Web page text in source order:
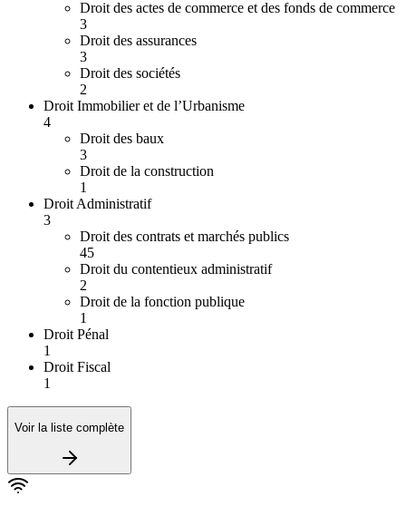
Droit des actes de commerce et des fonds de commerce
3
Droit des assurances
3
Droit des sociétés
2
Droit Immobilier et de l’Urbanisme
4
Droit des baux
3
Droit de la construction
1
Droit Administratif
3
Droit des contrats et marchés publics
45
Droit du contentieux administratif
2
Droit de la fonction publique
1
Droit Pénal
1
Droit Fiscal
1
Voir la liste complète